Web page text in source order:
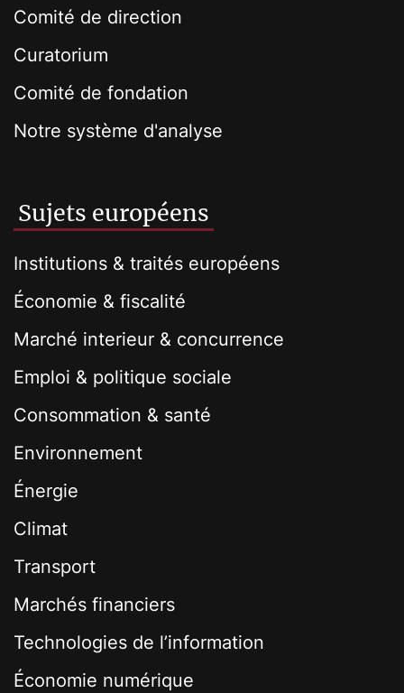
Comité de direction
Curatorium
Comité de fondation
Notre système d'analyse
Sujets européens
Institutions & traités européens
Économie & fiscalité
Marché interieur & concurrence
Emploi & politique sociale
Consommation & santé
Environnement
Énergie
Climat
Transport
Marchés financiers
Technologies de l’information
Économie numérique